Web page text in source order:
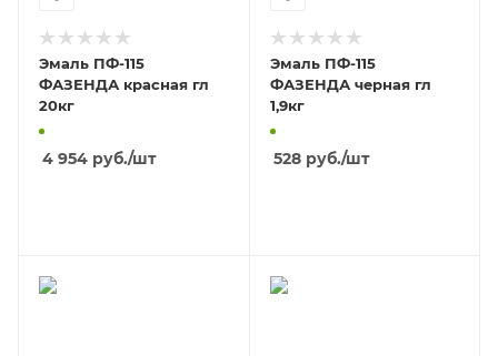
Эмаль ПФ-115
ФАЗЕНДА красная гл
20кг
4 954 руб./шт
Эмаль ПФ-115
ФАЗЕНДА черная гл
1,9кг
528руб./шт